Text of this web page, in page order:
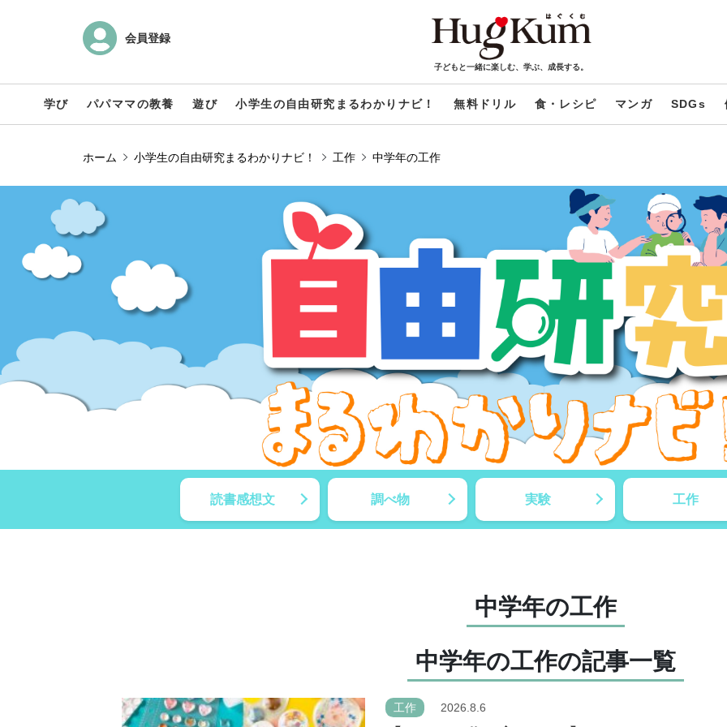
会員登録
子どもと一緒に楽しむ、学ぶ、成長する。
学び パパママの教養 遊び 小学生の自由研究まるわかりナビ！ 無料ドリル 食・レシピ マンガ SDGs
ホーム 小学生の自由研究まるわかりナビ！ 工作 中学年の工作
読書感想文 調べ物 実験 工作
中学年の工作
中学年の工作の記事一覧
工作 2026.8.6